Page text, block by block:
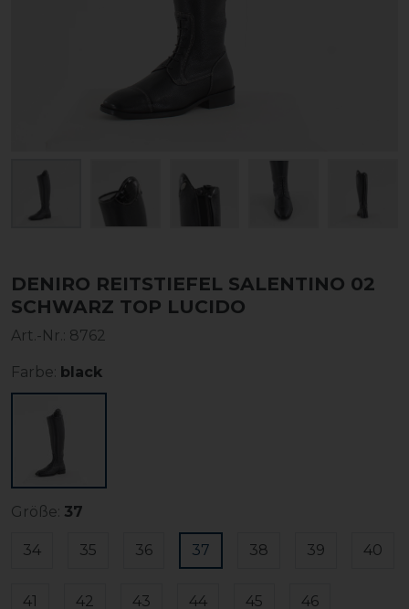
DENIRO REITSTIEFEL SALENTINO 02
SCHWARZ TOP LUCIDO
Art.-Nr.: 8762
Farbe: black
Größe: 37
34 35 36 37 38 39 40
41 42 43 44 45 46